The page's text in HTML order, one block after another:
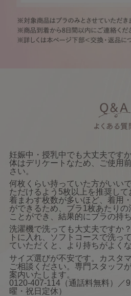
妊娠中・授乳中でも大丈夫です
体はデリケートなため、ご使用
さい。
何枚くらい持っていた方がいい
ただけるよう5枚以上を推奨して
着まわす枚数が多いほど、着用
ができるため、ブラ1枚あたり
ことができ、結果的にブラの持
洗濯機で洗っても大丈夫ですか
トに入れ、ソフトコースで洗っ
ていただくと、より持ちがよくな
サイズ選びが不安です。カスタ
ご相談ください。専門スタッフ
案内いたします。
0120-407-114（通話料無料）／
曜・祝日定休）